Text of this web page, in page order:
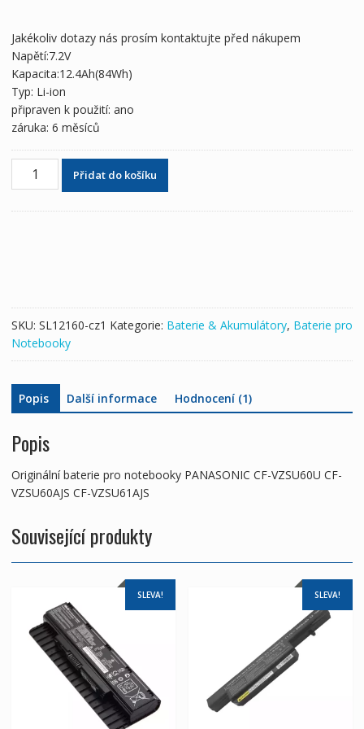
1,213 Kč809 Kč
Jakékoliv dotazy nás prosím kontaktujte před nákupem
Napětí:7.2V
Kapacita:12.4Ah(84Wh)
Typ: Li-ion
připraven k použití: ano
záruka: 6 měsíců
Originální
VZSU60AJS
CF-
VZSU61AJS
množství
Přidat do košíku
SKU: SL12160-cz1 Kategorie: Baterie & Akumulátory, Baterie pro
Notebooky
Popis Další informace Hodnocení (1)
Popis
Originální baterie pro notebooky PANASONIC CF-VZSU60U CF-
VZSU60AJS CF-VZSU61AJS
Související produkty
SLEVA! SLEVA!